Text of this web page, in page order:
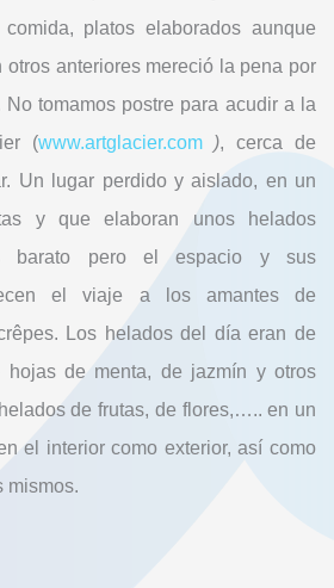
platos elaborados aunque
anteriores mereció la pena por
tomamos postre para acudir a la
(www.artglacier.com ), cerca de
Un lugar perdido y aislado, en un
y que elaboran unos helados
barato pero el espacio y sus
el viaje a los amantes de
Los helados del día eran de
hojas de menta, de jazmín y otros
de frutas, de flores,….. en un
el interior como exterior, así como
mismos.